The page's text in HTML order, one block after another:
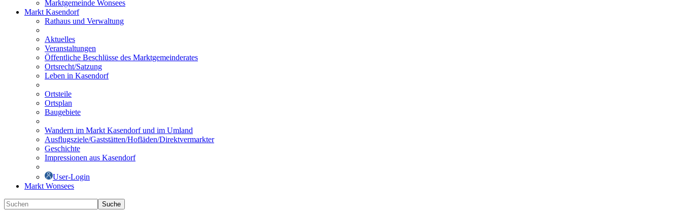
Marktgemeinde Wonsees
Markt Kasendorf
Rathaus und Verwaltung
Aktuelles
Veranstaltungen
Öffentliche Beschlüsse des Marktgemeinderates
Ortsrecht/Satzung
Leben in Kasendorf
Ortsteile
Ortsplan
Baugebiete
Wandern im Markt Kasendorf und im Umland
Ausflugsziele/Gaststätten/Hofläden/Direktvermarkter
Geschichte
Impressionen aus Kasendorf
User-Login
Markt Wonsees
Suche